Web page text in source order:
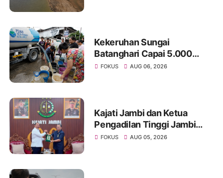
Kekeruhan Sungai
Batanghari Capai 5.000
NTU, Distribusi Air PDAM
FOKUS AUG 06, 2026
Kajati Jambi dan Ketua
Pengadilan Tinggi Jambi
Berkomitmen Perkuat
FOKUS AUG 05, 2026